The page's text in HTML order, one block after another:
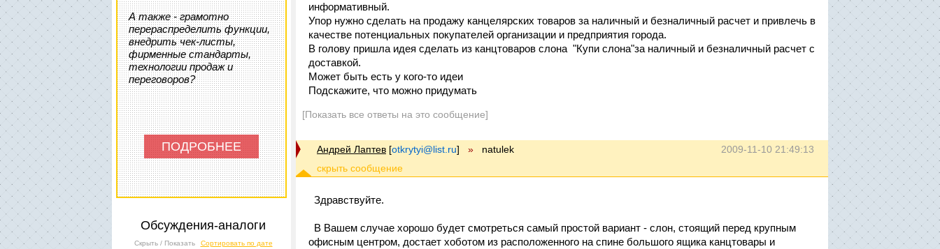
А также - грамотно
перераспределить функции,
внедрить чек-листы,
фирменные стандарты,
технологии продаж и
переговоров?
ПОДРОБНЕЕ
Обсуждения-аналоги
Скрыть / Показать Сортировать по дате
информативный.
Упор нужно сделать на продажу канцелярских товаров за наличный и безналичный расчет и привлечь в
качестве потенциальных покупателей организации и предприятия города.
В голову пришла идея сделать из канцтоваров слона "Купи слона"за наличный и безналичный расчет с
доставкой.
Может быть есть у кого-то идеи
Подскажите, что можно придумать
[Показать все ответы на это сообщение]
2009-11-10 21:49:13
Андрей Лаптев [otkrytyi@list.ru] » natulek
Здравствуйте.
В Вашем случае хорошо будет смотреться самый простой вариант - слон, стоящий перед крупным
офисным центром, достает хоботом из расположенного на спине большого ящика канцтовары и